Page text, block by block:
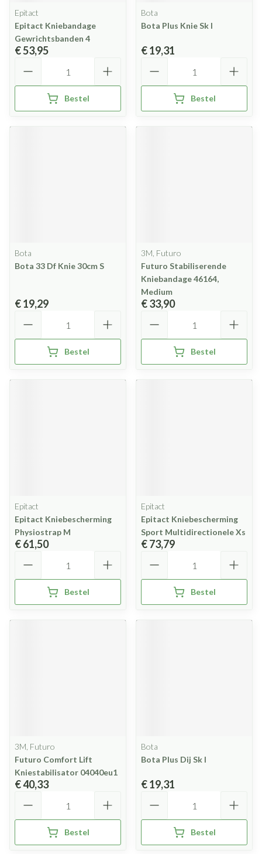
Epitact
Epitact Kniebandage
Gewrichtsbanden 4
€ 53,95
Bestel
Bota
Bota Plus Knie Sk l
€ 19,31
Bestel
Bota
Bota 33 Df Knie 30cm S
€ 19,29
Bestel
3M, Futuro
Futuro Stabiliserende
Kniebandage 46164,
Medium
€ 33,90
Bestel
Epitact
Epitact Kniebescherming
Physiostrap M
€ 61,50
Bestel
Epitact
Epitact Kniebescherming
Sport Multidirectionele Xs
€ 73,79
Bestel
3M, Futuro
Futuro Comfort Lift
Kniestabilisator 04040eu1
€ 40,33
Bestel
Bota
Bota Plus Dij Sk l
€ 19,31
Bestel